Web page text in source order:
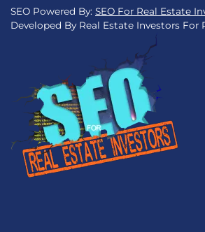
SEO Powered By: SEO For Real Estate
Developed By Real Estate Investors For